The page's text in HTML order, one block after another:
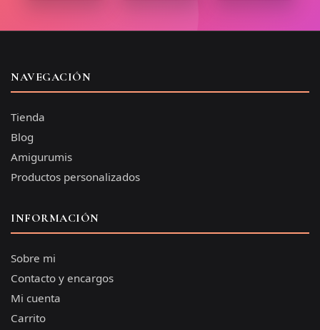
NAVEGACIÓN
Tienda
Blog
Amigurumis
Productos personalizados
INFORMACIÓN
Sobre mi
Contacto y encargos
Mi cuenta
Carrito